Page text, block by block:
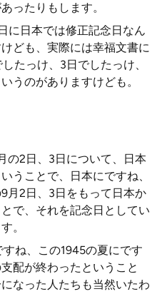
ったりもします。
に日本では修正記念日なん
ども、実際には幸福文書に
たっけ、3日でしたっけ、
うのがありますけども。
の2日、3日について、日本
うことで、日本にですね、
月2日、3日をもって日本か
で、それを記念日としてい
。
ね、この1945の夏にです
配が終わったということ
なった人たちも当然いたわ